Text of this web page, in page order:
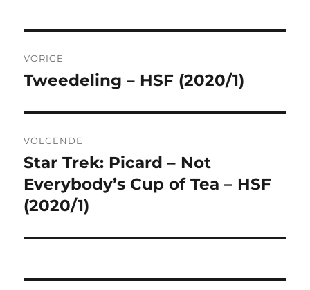
navigatie
VORIGE
Vorig
Tweedeling – HSF (2020/1)
VOLGENDE
Volgend
bericht:
Star Trek: Picard – Not
Everybody’s Cup of Tea – HSF
(2020/1)